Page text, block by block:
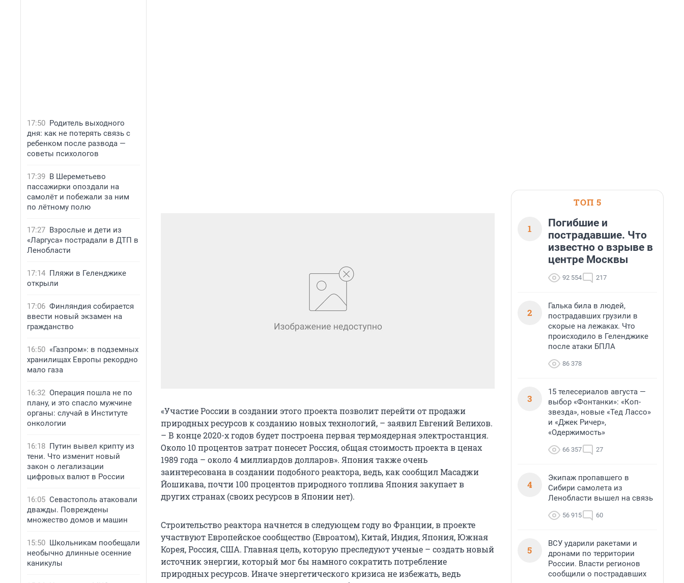
17:50 Родитель выходного
дня: как не потерять связь с
ребенком после развода —
советы психологов
17:39 В Шереметьево
пассажирки опоздали на
самолёт и побежали за ним
по лётному полю
17:27 Взрослые и дети из
«Ларгуса» пострадали в ДТП в
Ленобласти
17:14 Пляжи в Геленджике
открыли
17:06 Финляндия собирается
ввести новый экзамен на
гражданство
16:50 «Газпром»: в подземных
хранилищах Европы рекордно
мало газа
16:32 Операция пошла не по
плану, и это спасло мужчине
органы: случай в Институте
онкологии
16:18 Путин вывел крипту из
тени. Что изменит новый
закон о легализации
цифровых валют в России
16:05 Севастополь атаковали
дважды. Повреждены
множество домов и машин
15:50 Школьникам пообещали
необычно длинные осенние
каникулы
«Участие России в создании этого проекта позволит перейти от продажи
природных ресурсов к созданию новых технологий, – заявил Евгений Велихов.
– В конце 2020-х годов будет построена первая термоядерная электростанция.
Около 10 процентов затрат понесет Россия, общая стоимость проекта в ценах
1989 года – около 4 миллиардов долларов». Япония также очень
заинтересована в создании подобного реактора, ведь, как сообщил Масаджи
Йошикава, почти 100 процентов природного топлива Япония закупает в
других странах (своих ресурсов в Японии нет).
Строительство реактора начнется в следующем году во Франции, в проекте
участвуют Европейское сообщество (Евроатом), Китай, Индия, Япония, Южная
Корея, Россия, США. Главная цель, которую преследуют ученые – создать новый
источник энергии, который мог бы намного сократить потребление
природных ресурсов. Иначе энергетического кризиса не избежать, ведь
ТОП 5
1
Погибшие и
пострадавшие. Что
известно о взрыве в
центре Москвы
92 554 217
2
Галька била в людей,
пострадавших грузили в
скорые на лежаках. Что
происходило в Геленджике
после атаки БПЛА
86 378
3
15 телесериалов августа —
выбор «Фонтанки»: «Коп-
звезда», новые «Тед Лассо»
и «Джек Ричер»,
«Одержимость»
66 357 27
4
Экипаж пропавшего в
Сибири самолета из
Ленобласти вышел на связь
56 915 60
5
ВСУ ударили ракетами и
дронами по территории
России. Власти регионов
сообщили о пострадавших